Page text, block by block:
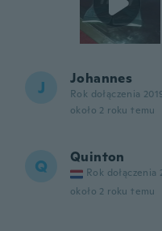
J Johannes
Rok dołączenia
około 2 roku temu
Q Quinton
Rok dołączenia
około 2 roku temu